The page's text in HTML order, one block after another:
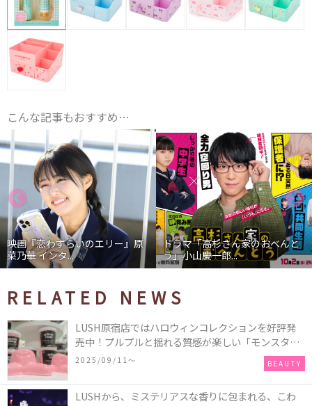
こんな記事もおすすめ…
映画『恋わずらいのエリー』原
菜乃華 インタ...
ドラマ「高杉さん家のおべんと
う」小山慶一郎...
RELATED NEWS
LUSH原宿店ではハロウィンコレクションを好評発
売中！プルプルと揺れる質感が楽しい「モンスター
オクトパス」や定番の「ゴースティー」「パンキン
2025/09/11〜 BEAUTY
LUSHから、ミステリアスな香りに包まれる、こわ